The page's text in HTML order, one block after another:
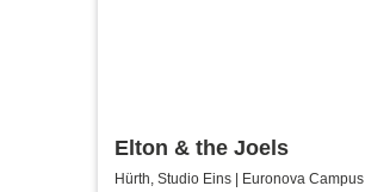
Elton & the Joels
Hürth, Studio Eins | Euronova Campus